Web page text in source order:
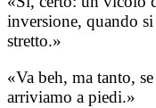
inversione, quando
stretto.»
«Va beh, ma tanto,
arriviamo a piedi.»